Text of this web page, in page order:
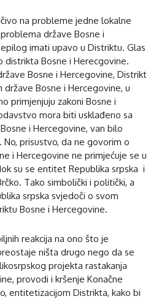
na probleme jedne lokalne
države Bosne i
imati upavo u Distriktu. Glas
distrikta Bosne i Herecgovine.
Bosne i Hercegovine, Distrikt
Bosne i Hercegovine, u
primjenjuju zakoni Bosne i
mora biti usklađeno sa
i Hercegovine, van bilo
prisustvo, da ne govorim o
i Hercegovine ne primjećuje se u
su se entitet Republika srpska i
Tako simbolički i politički, a
srpska svjedoči o svom
Bosne i Hercegovine.
reakcija na ono što je
ništa drugo nego da se
projekta rastakanja
provodi i kršenje Konačne
entitetizacijom Distrikta, kako bi